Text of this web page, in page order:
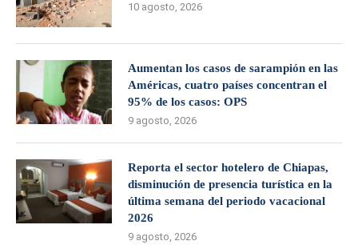
10 agosto, 2026
Aumentan los casos de sarampión en las
Américas, cuatro países concentran el
95% de los casos: OPS
9 agosto, 2026
Reporta el sector hotelero de Chiapas,
disminución de presencia turística en la
última semana del periodo vacacional
2026
9 agosto, 2026